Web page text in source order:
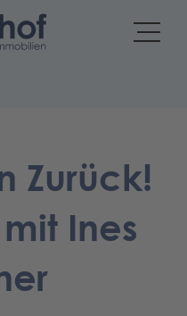
Zurück!
Ines